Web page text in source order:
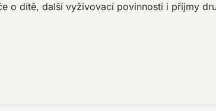
o dítě, další vyživovací povinnosti i příjmy